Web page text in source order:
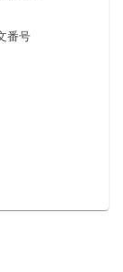
番号